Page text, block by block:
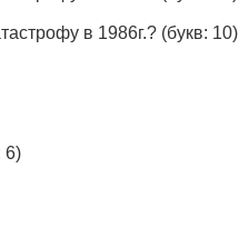
в 1986г.? (букв: 10)
6)